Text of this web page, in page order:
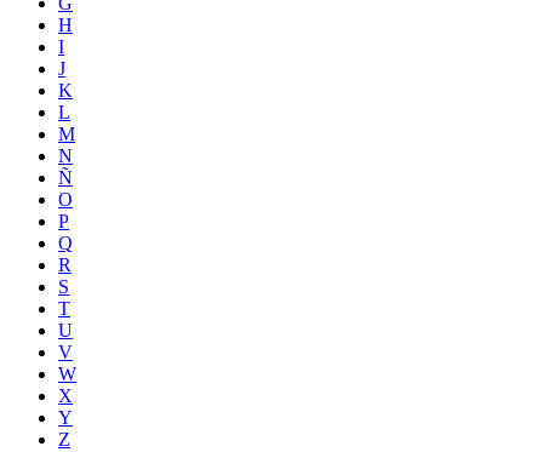
H
I
J
K
L
M
N
Ñ
O
P
Q
R
S
T
U
V
W
X
Y
Z